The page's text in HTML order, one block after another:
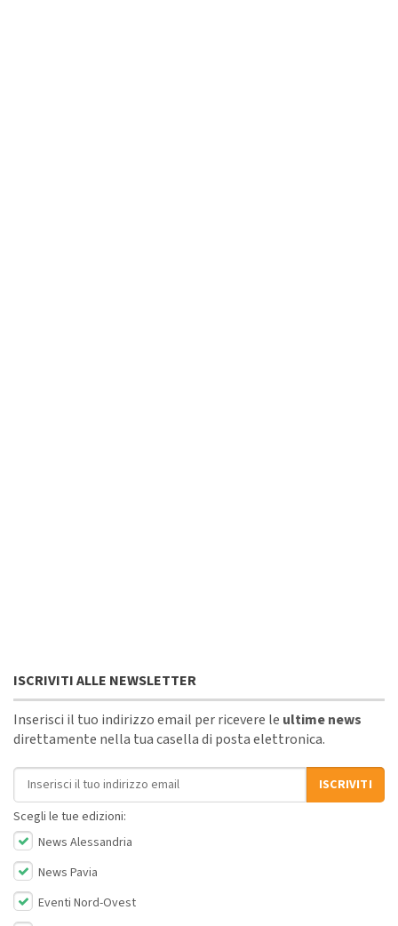
ISCRIVITI ALLE NEWSLETTER
Inserisci il tuo indirizzo email per ricevere le ultime news
direttamente nella tua casella di posta elettronica.
Indirizzo email
ISCRIVITI
Scegli le tue edizioni:
News Alessandria
News Pavia
Eventi Nord-Ovest